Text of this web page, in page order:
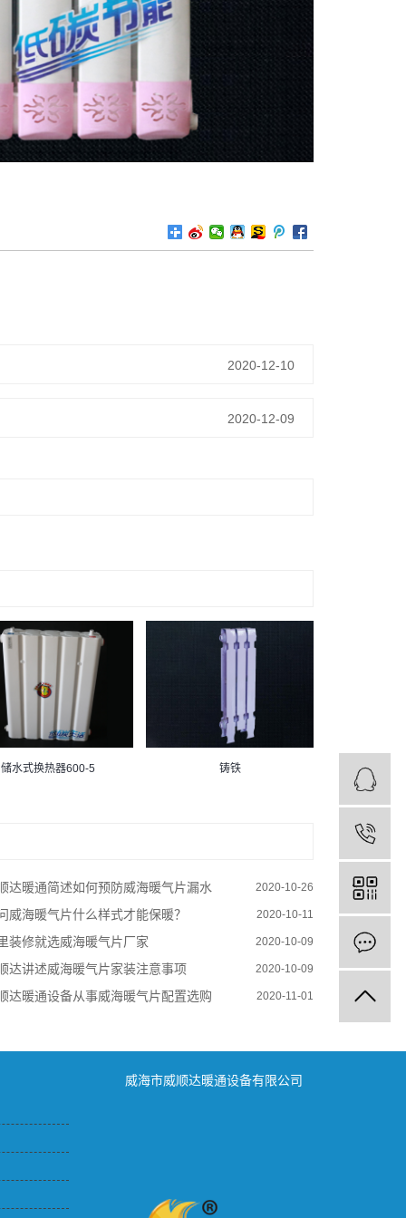
2020-12-10
2020-12-09
储水式换热器600-5 铸铁
达暖通简述如何预防威海暖气片漏水 2020-10-26
威海暖气片什么样式才能保暖？ 2020-10-11
装修就选威海暖气片厂家 2020-10-09
达讲述威海暖气片家装注意事项 2020-10-09
达暖通设备从事威海暖气片配置选购 2020-11-01
威海市威顺达暖通设备有限公司